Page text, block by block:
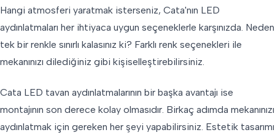
Hangi atmosferi yaratmak isterseniz, Cata'nın LED
aydınlatmaları her ihtiyaca uygun seçeneklerle karşınızda. Neden
tek bir renkle sınırlı kalasınız ki? Farklı renk seçenekleri ile
mekanınızı dilediğiniz gibi kişiselleştirebilirsiniz.
Cata LED tavan aydınlatmalarının bir başka avantajı ise
montajının son derece kolay olmasıdır. Birkaç adımda mekanınızı
aydınlatmak için gereken her şeyi yapabilirsiniz. Estetik tasarımı